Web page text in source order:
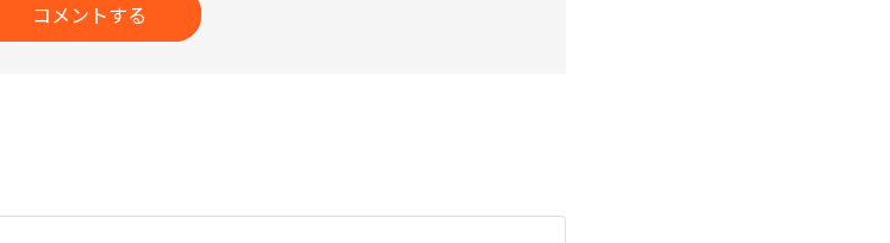
コメントする